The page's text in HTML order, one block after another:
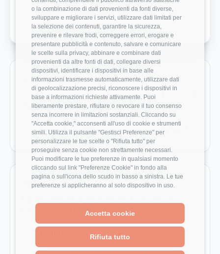
o la combinazione di dati provenienti da fonti diverse,
sviluppare e migliorare i servizi, utilizzare dati limitati per
la selezione dei contenuti, garantire la sicurezza,
prevenire e rilevare frodi, correggere errori, erogare e
presentare pubblicità e contenuto, salvare e comunicare
le scelte sulla privacy, abbinare e combinare dati
provenienti da altre fonti di dati, collegare diversi
dispositivi, identificare i dispositivi in base alle
informazioni trasmesse automaticamente, utilizzare dati
di geolocalizzazione precisi, riconoscere i dispositivi in
base a informazioni richieste attivamente. Puoi
liberamente prestare, rifiutare o revocare il tuo consenso
senza incorrere in limitazioni sostanziali. Cliccando su
"Accetta cookie," acconsenti all'uso di cookie e strumenti
simili. Utilizza il pulsante "Gestisci Preferenze" per
personalizzare le tue scelte o "Rifiuta tutto" per
proseguire senza cookie non strettamente necessari.
Puoi modificare le tue preferenze in qualsiasi momento
cliccando sul link "Preferenze Cookie" in fondo alla
pagina o sull'icona dello scudo in basso a sinistra. Le tue
preferenze si applicheranno al solo dispositivo in uso.
Accetta cookie
Rifiuta tutto
Crescita Professionale 1/5
Ruoli monitorati in Boston Scientific
Vai direttamente ai ruoli con dati disponibili e benchmark
salariali reali.
Presales Engineer
Aziende da confrontare